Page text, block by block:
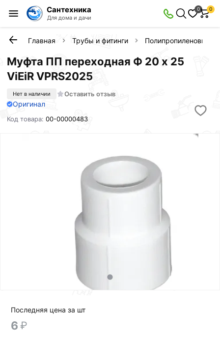
Сантехника
Для дома и дачи
0 0
Главная Трубы и фитинги Полипропиленовые
Муфта ПП переходная Ф 20 х 25
ViEiR VPRS2025
Нет в наличии Оставить отзыв
Оригинал
Код товара:00-00000483
Последняя цена за шт
6 ₽